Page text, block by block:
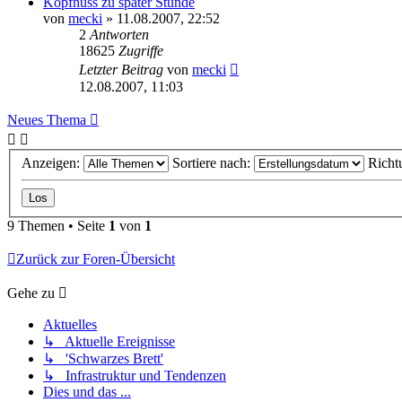
von mecki » 11.08.2007, 22:52
2 Antworten
18625 Zugriffe
Letzter Beitrag von mecki
12.08.2007, 11:03
Neues Thema
Anzeigen: Sortiere nach:
9 Themen • Seite 1 von 1
Zurück zur Foren-Übersicht
Gehe zu
Aktuelles
↳ Aktuelle Ereignisse
↳ 'Schwarzes Brett'
↳ Infrastruktur und Tendenzen
Dies und das ...